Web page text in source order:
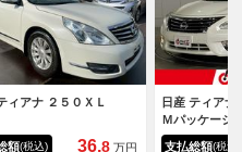
ィアナ ２５０ＸＬ
額(税込) 36.8 万円
日産 ティア
Ｍパッケージ
本革シート・
支払総額(税込)